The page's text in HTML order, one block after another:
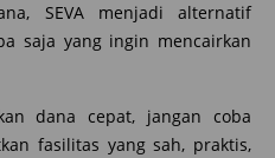
SEVA menjadi alternatif
saja yang ingin mencairkan
dana cepat, jangan coba
fasilitas yang sah, praktis,